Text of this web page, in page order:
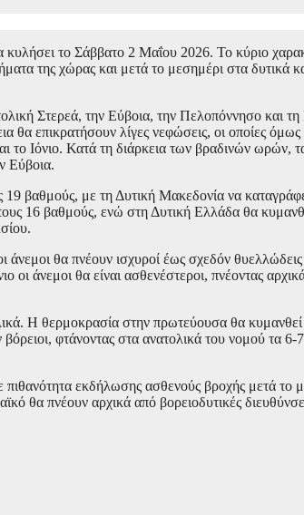
το Σάββατο 2 Μαΐου 2026. Το κύριο
της χώρας και μετά το μεσημέρι στα δυτικά
Στερεά, την Εύβοια, την Πελοπόννησο και
θα επικρατήσουν λίγες νεφώσεις, οι οποίες
Ιόνιο. Κατά τη διάρκεια των βραδινών ωρών,
Εύβοια.
βαθμούς, με τη Δυτική Μακεδονία να
16 βαθμούς, ενώ στη Δυτική Ελλάδα θα
άνεμοι θα πνέουν ισχυροί έως σχεδόν
οι άνεμοι θα είναι ασθενέστεροι, πνέοντας
Η θερμοκρασία στην πρωτεύουσα θα
φτάνοντας στα ανατολικά του νομού τα
πιθανότητα εκδήλωσης ασθενούς βροχής μετά το
θα πνέουν αρχικά από βορειοδυτικές